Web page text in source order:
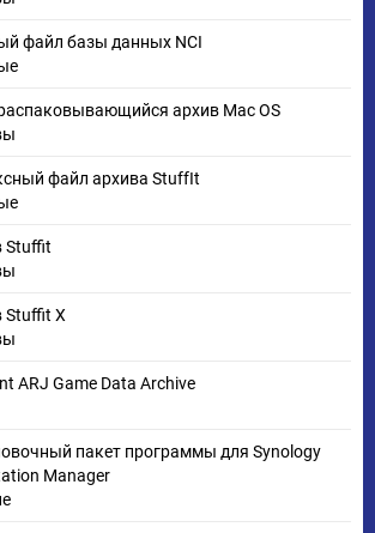
файл базы данных NCI
архив Mac OS
файл архива StuffIt
Stuffit
Stuffit X
ARJ Game Data Archive
пакет программы для Synology
Manager